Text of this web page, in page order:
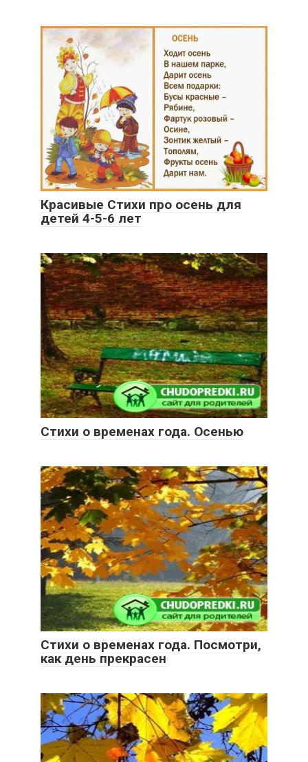
Красивые Стихи про осень для
детей 4-5-6 лет
Стихи о временах года. Осенью
Стихи о временах года. Посмотри,
как день прекрасен